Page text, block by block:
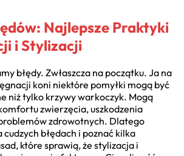
Najlepsze Praktyki
i Stylizacji
błędy. Zwłaszcza na początku. Ja na
koni niektóre pomyłki mogą być
niż tylko krzywy warkoczyk. Mogą
zwierzęcia, uszkodzenia
zdrowotnych. Dlatego
błędach i poznać kilka
które sprawią, że stylizacja i